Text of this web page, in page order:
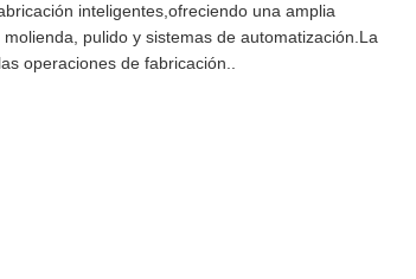
inteligentes,ofreciendo una amplia
pulido y sistemas de automatización.La
operaciones de fabricación..